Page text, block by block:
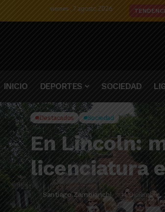
viernes , 7 agosto 2026
INICIO DEPORTES SOCIEDAD
Destacados Sociedad
En Lincoln:
licenciatura
Santiago Zambianchi 14 Diciembre,